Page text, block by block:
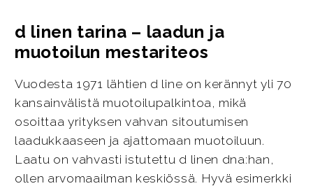
d linen tarina – laadun ja
muotoilun mestariteos
Vuodesta 1971 lähtien d line on kerännyt yli 70
kansainvälistä muotoilupalkintoa, mikä
osoittaa yrityksen vahvan sitoutumisen
laadukkaaseen ja ajattomaan muotoiluun.
Laatu on vahvasti istutettu d linen dna:han,
ollen arvomaailman keskiössä. Hyvä esimerkki